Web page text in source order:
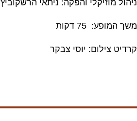
ניהול מוזיקלי והפקה: ניתאי הרשקוביץ
משך המופע: 75 דקות
קרדיט צילום: יוסי צבקר